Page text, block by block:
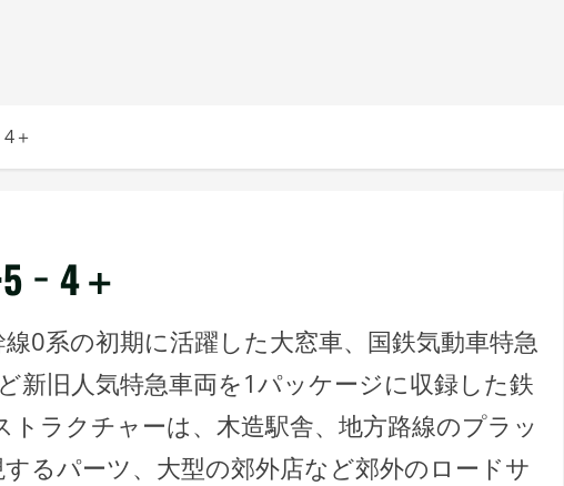
＋
− 4＋
0系の初期に活躍した大窓車、国鉄気動車特急
新旧人気特急車両を1パッケージに収録した鉄
ラクチャーは、木造駅舎、地方路線のプラッ
るパーツ、大型の郊外店など郊外のロードサ